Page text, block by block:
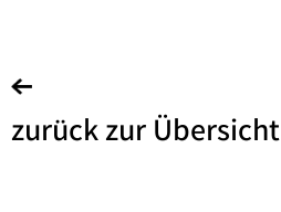
zurück zur Übersicht